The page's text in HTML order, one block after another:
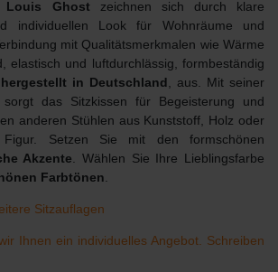
Louis Ghost zeichnen sich durch klare
individuellen Look für Wohnräume und
mit Qualitätsmerkmalen wie Wärme
elastisch und luftdurchlässig, formbeständig
hergestellt in Deutschland , aus. Mit seiner
sorgt das Sitzkissen für Begeisterung und
anderen Stühlen aus Kunststoff, Holz oder
Setzen Sie mit den formschönen
Akzente . Wählen Sie Ihre Lieblingsfarbe
Farbtönen
Sitzauflagen
Ihnen ein individuelles Angebot. Schreiben